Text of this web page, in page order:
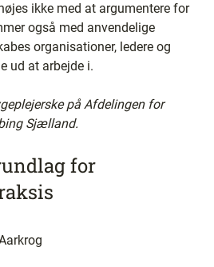
ikke med at argumentere for
også med anvendelige
organisationer, ledere og
ud at arbejde i.
på Afdelingen for
Sjælland.
for